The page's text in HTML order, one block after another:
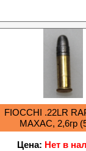
FIOCCHI .22LR
MAXAC, 2,6гр
Цена: Нет в